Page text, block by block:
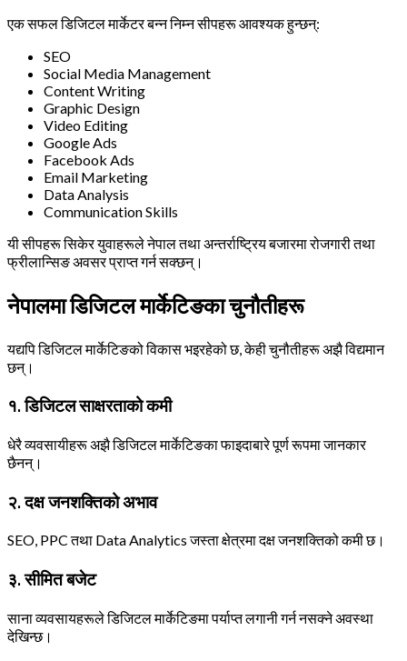
एक सफल डिजिटल मार्केटर बन्न निम्न सीपहरू आवश्यक हुन्छन्:
SEO
Social Media Management
Content Writing
Graphic Design
Video Editing
Google Ads
Facebook Ads
Email Marketing
Data Analysis
Communication Skills
यी सीपहरू सिकेर युवाहरूले नेपाल तथा अन्तर्राष्ट्रिय बजारमा रोजगारी तथा
फ्रीलान्सिङ अवसर प्राप्त गर्न सक्छन्।
नेपालमा डिजिटल मार्केटिङका चुनौतीहरू
यद्यपि डिजिटल मार्केटिङको विकास भइरहेको छ, केही चुनौतीहरू अझै विद्यमान
छन्।
१. डिजिटल साक्षरताको कमी
धेरै व्यवसायीहरू अझै डिजिटल मार्केटिङका फाइदाबारे पूर्ण रूपमा जानकार
छैनन्।
२. दक्ष जनशक्तिको अभाव
SEO, PPC तथा Data Analytics जस्ता क्षेत्रमा दक्ष जनशक्तिको कमी छ।
३. सीमित बजेट
साना व्यवसायहरूले डिजिटल मार्केटिङमा पर्याप्त लगानी गर्न नसक्ने अवस्था
देखिन्छ।